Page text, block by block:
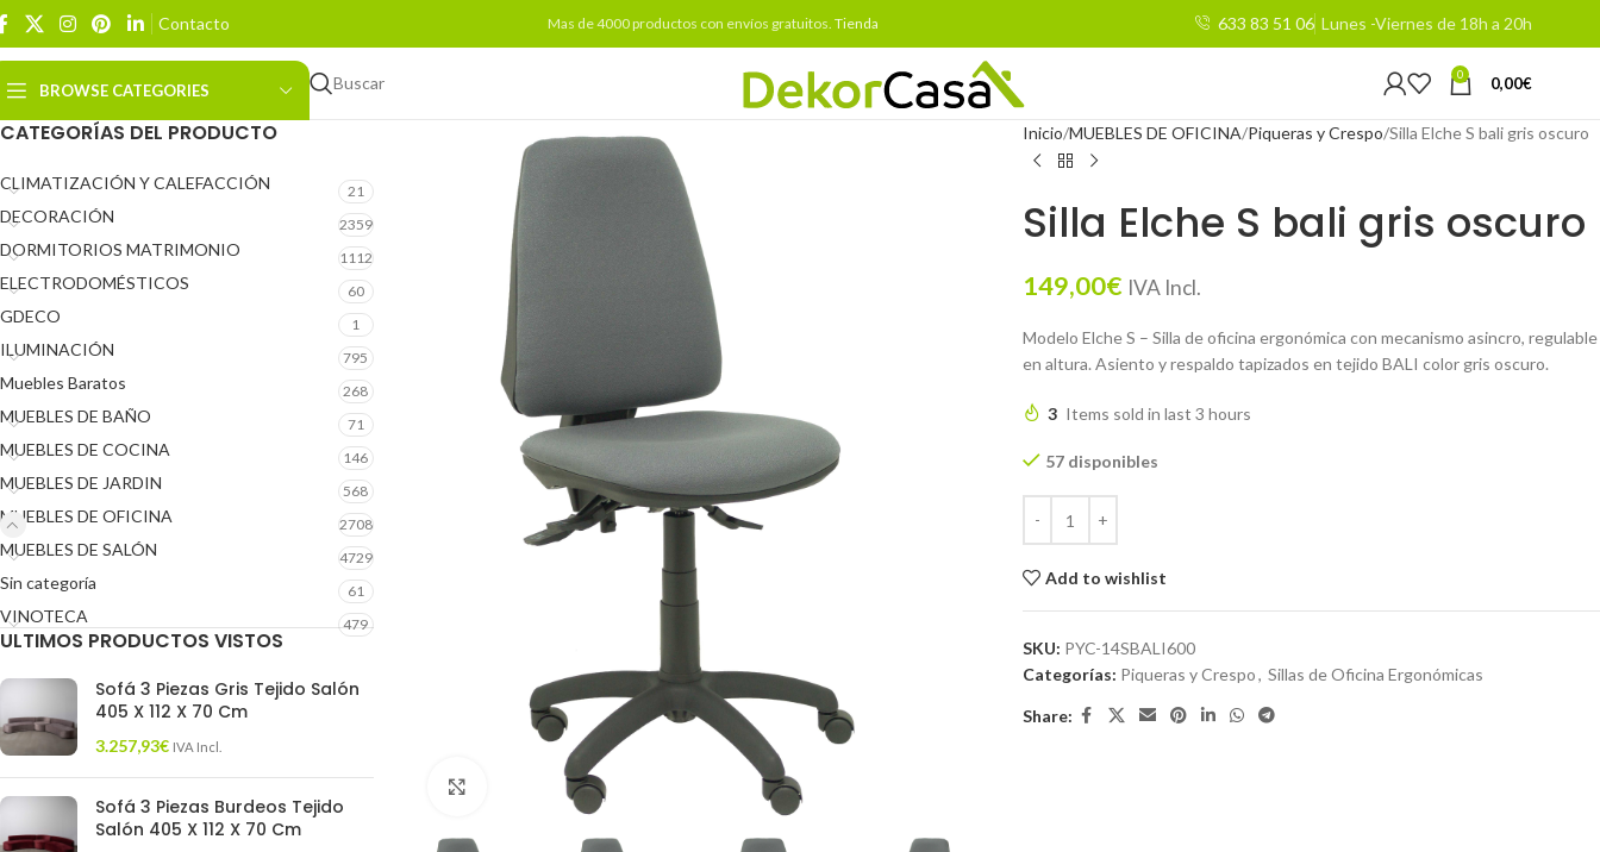
Contacto Mas de 4000 productos con envíos gratuitos. Tienda 633 83 51 06 Lunes -Viernes de 18h a 20h
BROWSE CATEGORIES Buscar 0 0,00€
CATEGORÍAS DEL PRODUCTO
CLIMATIZACIÓN Y CALEFACCIÓN 21
DECORACIÓN 2359
DORMITORIOS MATRIMONIO 1112
ELECTRODOMÉSTICOS 60
GDECO 1
ILUMINACIÓN 795
Muebles Baratos 268
MUEBLES DE BAÑO 71
MUEBLES DE COCINA 146
MUEBLES DE JARDIN 568
MUEBLES DE OFICINA 2708
MUEBLES DE SALÓN 4729
Sin categoría 61
VINOTECA 479
ULTIMOS PRODUCTOS VISTOS
Sofá 3 Piezas Gris Tejido Salón
405 X 112 X 70 Cm
3.257,93€ IVA Incl.
Sofá 3 Piezas Burdeos Tejido
Salón 405 X 112 X 70 Cm
Click to enlarge
Inicio MUEBLES DE OFICINA Piqueras y Crespo Silla Elche S bali gris oscuro
Silla Elche S bali gris oscuro
149,00€ IVA Incl.
Modelo Elche S – Silla de oficina ergonómica con mecanismo asincro, regulable
en altura. Asiento y respaldo tapizados en tejido BALI color gris oscuro.
3 Items sold in last 3 hours
57 disponibles
Add to wishlist
SKU: PYC-14SBALI600
Categorías: Piqueras y Crespo, Sillas de Oficina Ergonómicas
Share: